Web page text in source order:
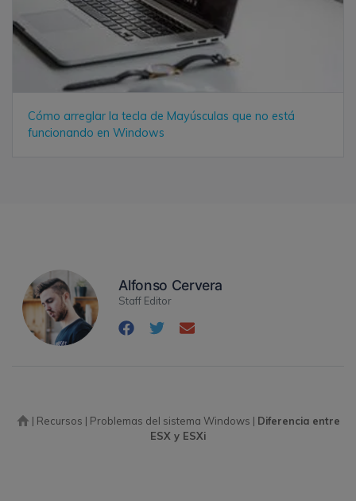
Cómo arreglar la tecla de Mayúsculas que no está
funcionando en Windows
Alfonso Cervera
Staff Editor
| Recursos | Problemas del sistema Windows | Diferencia entre
ESX y ESXi